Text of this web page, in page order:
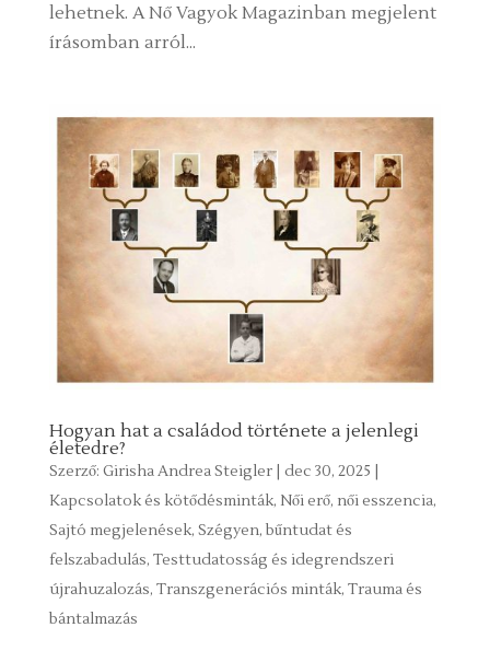
lehetnek. A Nő Vagyok Magazinban megjelent
írásomban arról...
Hogyan hat a családod története a jelenlegi
életedre?
Szerző: Girisha Andrea Steigler| dec 30, 2025
Kapcsolatok és kötődésminták, Női erő, női esszencia,
Sajtó megjelenések, Szégyen, bűntudat és
felszabadulás, Testtudatosság és idegrendszeri
újrahuzalozás, Transzgenerációs minták, Trauma és
bántalmazás